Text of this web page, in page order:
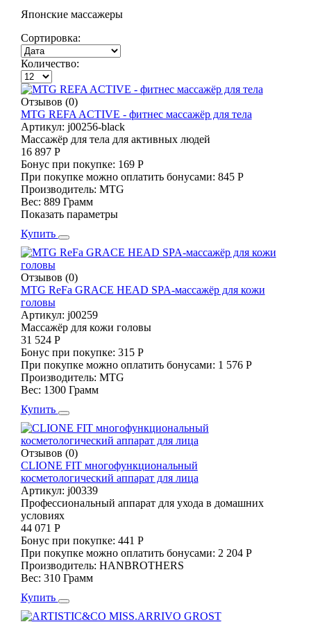
Японские массажеры
Сортировка:
Количество:
Отзывов (0)
MTG REFA ACTIVE - фитнес массажёр для тела
Артикул: j00256-black
Массажёр для тела для активных людей
16 897 Р
Бонус при покупке: 169 Р
При покупке можно оплатить бонусами: 845 Р
Производитель: MTG
Вес: 889 Грамм
Показать параметры
Купить
Отзывов (0)
MTG ReFa GRACE HEAD SPA-массажёр для кожи
головы
Артикул: j00259
Массажёр для кожи головы
31 524 Р
Бонус при покупке: 315 Р
При покупке можно оплатить бонусами: 1 576 Р
Производитель: MTG
Вес: 1300 Грамм
Купить
Отзывов (0)
CLIONE FIT многофункциональный
косметологический аппарат для лица
Артикул: j00339
Профессиональный аппарат для ухода в домашних
условиях
44 071 Р
Бонус при покупке: 441 Р
При покупке можно оплатить бонусами: 2 204 Р
Производитель: HANBROTHERS
Вес: 310 Грамм
Купить